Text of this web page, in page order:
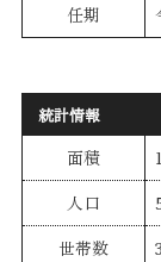
任期
統計情報
面積
人口
世帯数